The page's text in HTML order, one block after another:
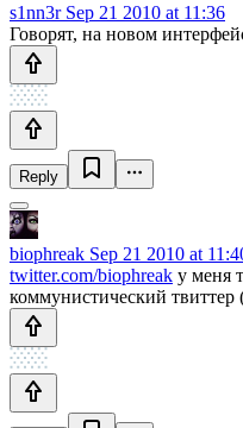
s1nn3rSep 21 2010 at 11:36
Говорят, на новом
Reply
biophreak Sep 21 2010 at
twitter.com/biophreak у меня
коммунистический твиттер